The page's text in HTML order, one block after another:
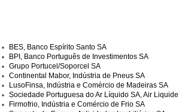
BES, Banco Espírito Santo SA
BPI, Banco Português de Investimentos SA
Grupo Portucel/Soporcel SA
Continental Mabor, Indústria de Pneus SA
LusoFinsa, Indústria e Comércio de Madeiras SA
Sociedade Portuguesa do Ar Líquido SA, Air Liquide
Firmofrio, Indústria e Comércio de Frio SA